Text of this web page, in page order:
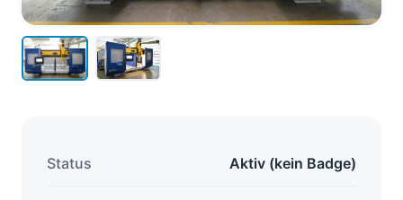
Status Aktiv (kein Badge)